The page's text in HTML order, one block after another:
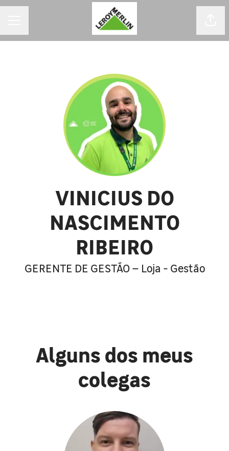
VINICIUS DO
NASCIMENTO
RIBEIRO
GERENTE DE GESTÃO – Loja - Gestão
Alguns dos meus
colegas